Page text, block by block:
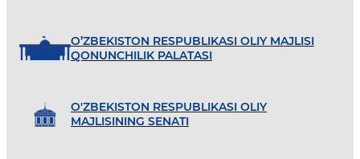
O’ZBEKISTON RESPUBLIKASI OLIY MAJLISI
QONUNCHILIK PALATASI
O'ZBEKISTON RESPUBLIKASI OLIY
MAJLISINING SENATI